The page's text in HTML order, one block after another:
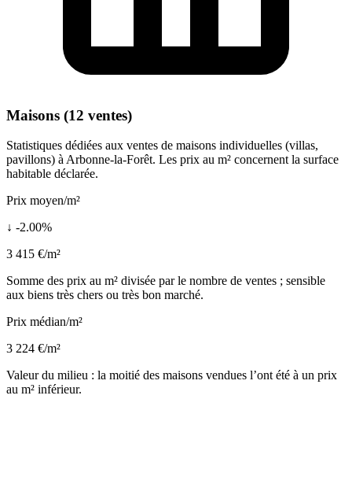
Maisons (12 ventes)
Statistiques dédiées aux ventes de maisons individuelles (villas,
pavillons) à Arbonne-la-Forêt. Les prix au m² concernent la surface
habitable déclarée.
Prix moyen/m²
↓ -2.00%
3 415 €/m²
Somme des prix au m² divisée par le nombre de ventes ; sensible
aux biens très chers ou très bon marché.
Prix médian/m²
3 224 €/m²
Valeur du milieu : la moitié des maisons vendues l’ont été à un prix
au m² inférieur.